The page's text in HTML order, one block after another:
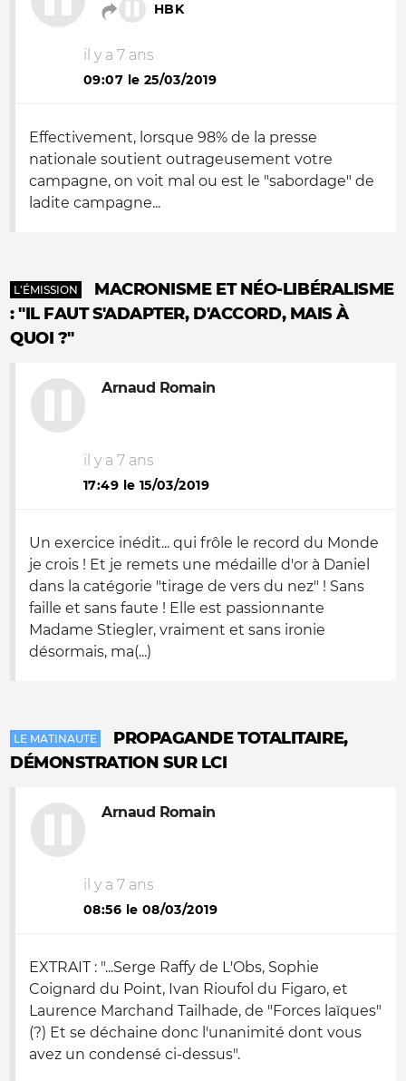
HBK
il y a 7 ans
09:07 le 25/03/2019
Effectivement, lorsque 98% de la presse
nationale soutient outrageusement votre
campagne, on voit mal ou est le "sabordage" de
ladite campagne...
L'ÉMISSION
MACRONISME ET NÉO-LIBÉRALISME
: "IL FAUT S'ADAPTER, D'ACCORD, MAIS À
QUOI ?"
Arnaud Romain
il y a 7 ans
17:49 le 15/03/2019
Un exercice inédit... qui frôle le record du Monde
je crois ! Et je remets une médaille d'or à Daniel
dans la catégorie "tirage de vers du nez" ! Sans
faille et sans faute ! Elle est passionnante
Madame Stiegler, vraiment et sans ironie
désormais, ma(...)
LE MATINAUTE
PROPAGANDE TOTALITAIRE,
DÉMONSTRATION SUR LCI
Arnaud Romain
il y a 7 ans
08:56 le 08/03/2019
EXTRAIT : "...Serge Raffy de L'Obs, Sophie
Coignard du Point, Ivan Rioufol du Figaro, et
Laurence Marchand Tailhade, de "Forces laïques"
(?) Et se déchaine donc l'unanimité dont vous
avez un condensé ci-dessus".